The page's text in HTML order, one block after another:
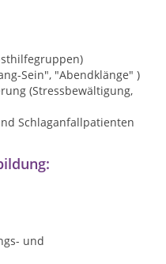
Sein", "Abendklänge" )
(Stressbewältigung,
Schlaganfallpatienten
und